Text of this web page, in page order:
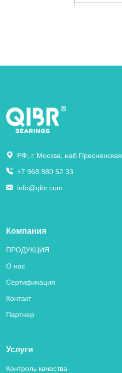
РФ, г. Москва, наб
+7 968 880 52 33
info@qibr.com
Компания
ПРОДУКЦИЯ
О нас
Сертификация
Контакт
Партнер
Услуги
Контроль качества